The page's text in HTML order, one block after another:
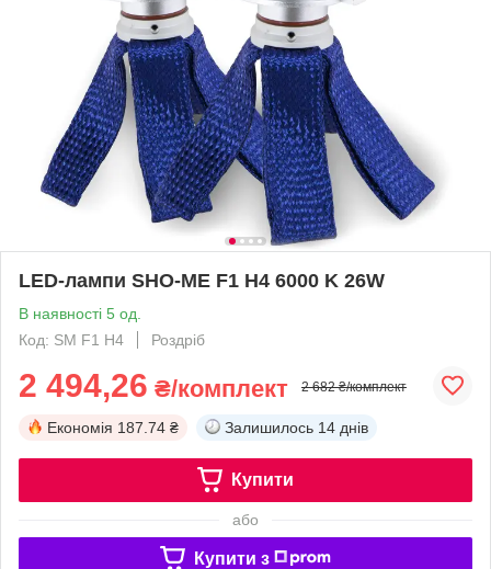
LED-лампи SHO-ME F1 H4 6000 K 26W
В наявності 5 од.
Код: SM F1 H4
Роздріб
2 494,26 ₴/комплект 2 682 ₴/комплект
Економія 187.74 ₴ Залишилось 14 днів
Купити
або
Купити з